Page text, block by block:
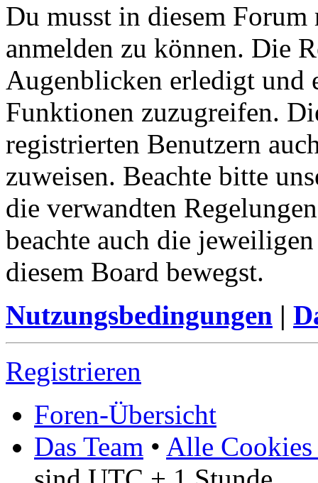
Du musst in diesem
anmelden zu können. Die
Augenblicken erledigt und
Funktionen zuzugreifen.
registrierten Benutzern
zuweisen. Beachte bitte
die verwandten
beachte auch die
diesem Board bewegst.
Nutzungsbedingungen |
Registrieren
Foren-Übersicht
Das Team • Alle Cookies